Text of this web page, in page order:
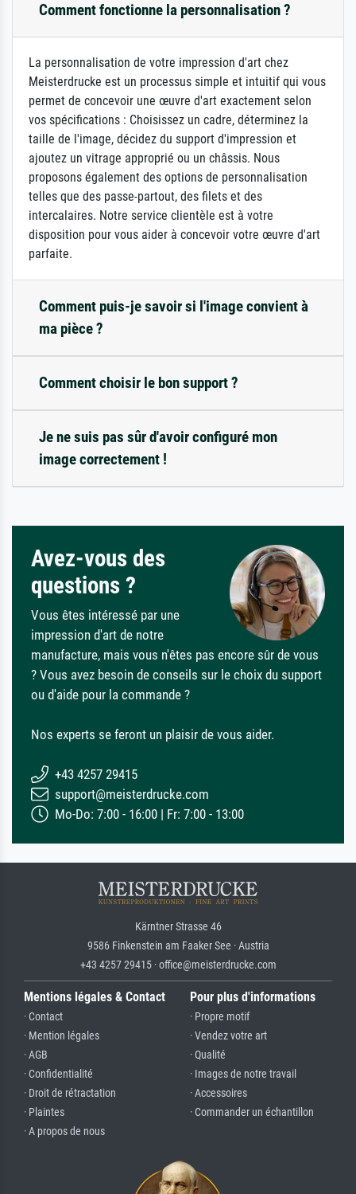
Comment fonctionne la personnalisation ?
La personnalisation de votre impression d'art chez
Meisterdrucke est un processus simple et intuitif qui vous
permet de concevoir une œuvre d'art exactement selon
vos spécifications : Choisissez un cadre, déterminez la
taille de l'image, décidez du support d'impression et
ajoutez un vitrage approprié ou un châssis. Nous
proposons également des options de personnalisation
telles que des passe-partout, des filets et des
intercalaires. Notre service clientèle est à votre
disposition pour vous aider à concevoir votre œuvre d'art
parfaite.
Comment puis-je savoir si l'image convient à
ma pièce ?
Comment choisir le bon support ?
Je ne suis pas sûr d'avoir configuré mon
image correctement !
Avez-vous des
questions ?
Vous êtes intéressé par une
impression d'art de notre
manufacture, mais vous n'êtes pas encore sûr de vous
? Vous avez besoin de conseils sur le choix du support
ou d'aide pour la commande ?
Nos experts se feront un plaisir de vous aider.
+43 4257 29415
support@meisterdrucke.com
Mo-Do: 7:00 - 16:00 | Fr: 7:00 - 13:00
Kärntner Strasse 46
9586 Finkenstein am Faaker See · Austria
+43 4257 29415 · office@meisterdrucke.com
Mentions légales & Contact
· Contact
· Mention légales
· AGB
· Confidentialité
· Droit de rétractation
· Plaintes
· A propos de nous
Pour plus d'informations
· Propre motif
· Vendez votre art
· Qualité
· Images de notre travail
· Accessoires
· Commander un échantillon